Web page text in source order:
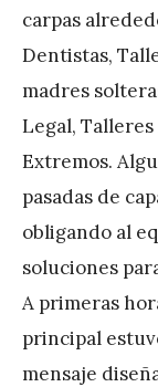
carpas
Dentistas,
madres
Legal,
Extremos.
pasadas de
obligando al
soluciones
A primeras
principal
mensaje